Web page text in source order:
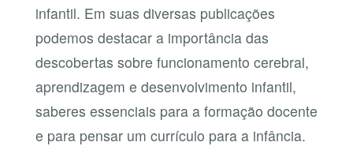
infantil. Em suas diversas publicações
podemos destacar a importância das
descobertas sobre funcionamento cerebral,
aprendizagem e desenvolvimento infantil,
saberes essenciais para a formação docente
e para pensar um currículo para a infância.